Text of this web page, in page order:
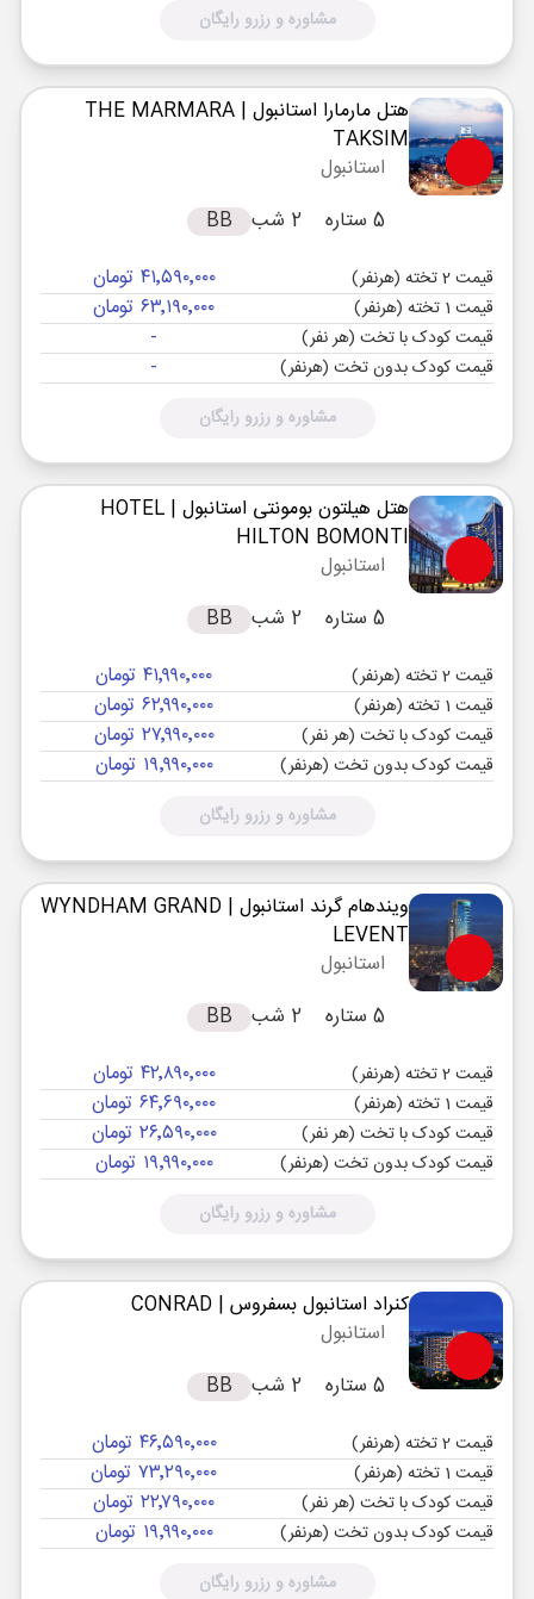
مشاوره و رزرو رایگان
هتل مارمارا استانبول | THE MARMARA
TAKSIM
استانبول
5 ستاره
2 شب BB
قیمت 2 تخته (هرنفر) ۴۱٬۵۹۰٬۰۰۰ تومان
قیمت 1 تخته (هرنفر) ۶۳٬۱۹۰٬۰۰۰ تومان
قیمت کودک با تخت (هر نفر) -
قیمت کودک بدون تخت (هرنفر) -
مشاوره و رزرو رایگان
هتل هیلتون بومونتی استانبول | HOTEL
HILTON BOMONTI
استانبول
5 ستاره
2 شب BB
قیمت 2 تخته (هرنفر) ۴۱٬۹۹۰٬۰۰۰ تومان
قیمت 1 تخته (هرنفر) ۶۲٬۹۹۰٬۰۰۰ تومان
قیمت کودک با تخت (هر نفر) ۲۷٬۹۹۰٬۰۰۰ تومان
قیمت کودک بدون تخت (هرنفر) ۱۹٬۹۹۰٬۰۰۰ تومان
مشاوره و رزرو رایگان
ویندهام گرند استانبول | WYNDHAM GRAND
LEVENT
استانبول
5 ستاره
2 شب BB
قیمت 2 تخته (هرنفر) ۴۲٬۸۹۰٬۰۰۰ تومان
قیمت 1 تخته (هرنفر) ۶۴٬۶۹۰٬۰۰۰ تومان
قیمت کودک با تخت (هر نفر) ۲۶٬۵۹۰٬۰۰۰ تومان
قیمت کودک بدون تخت (هرنفر) ۱۹٬۹۹۰٬۰۰۰ تومان
مشاوره و رزرو رایگان
کنراد استانبول بسفروس | CONRAD
استانبول
5 ستاره
2 شب BB
قیمت 2 تخته (هرنفر) ۴۶٬۵۹۰٬۰۰۰ تومان
قیمت 1 تخته (هرنفر) ۷۳٬۲۹۰٬۰۰۰ تومان
قیمت کودک با تخت (هر نفر) ۲۲٬۷۹۰٬۰۰۰ تومان
قیمت کودک بدون تخت (هرنفر) ۱۹٬۹۹۰٬۰۰۰ تومان
مشاوره و رزرو رایگان